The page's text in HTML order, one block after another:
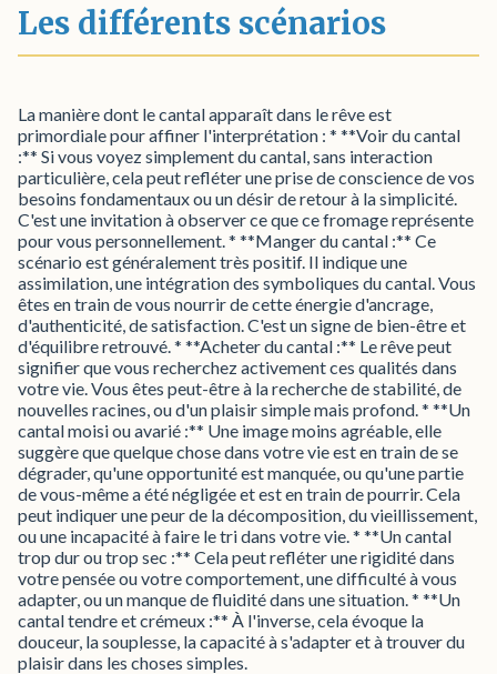
Les différents scénarios
La manière dont le cantal apparaît dans le rêve est
primordiale pour affiner l'interprétation : * **Voir du cantal
:** Si vous voyez simplement du cantal, sans interaction
particulière, cela peut refléter une prise de conscience de vos
besoins fondamentaux ou un désir de retour à la simplicité.
C'est une invitation à observer ce que ce fromage représente
pour vous personnellement. * **Manger du cantal :** Ce
scénario est généralement très positif. Il indique une
assimilation, une intégration des symboliques du cantal. Vous
êtes en train de vous nourrir de cette énergie d'ancrage,
d'authenticité, de satisfaction. C'est un signe de bien-être et
d'équilibre retrouvé. * **Acheter du cantal :** Le rêve peut
signifier que vous recherchez activement ces qualités dans
votre vie. Vous êtes peut-être à la recherche de stabilité, de
nouvelles racines, ou d'un plaisir simple mais profond. * **Un
cantal moisi ou avarié :** Une image moins agréable, elle
suggère que quelque chose dans votre vie est en train de se
dégrader, qu'une opportunité est manquée, ou qu'une partie
de vous-même a été négligée et est en train de pourrir. Cela
peut indiquer une peur de la décomposition, du vieillissement,
ou une incapacité à faire le tri dans votre vie. * **Un cantal
trop dur ou trop sec :** Cela peut refléter une rigidité dans
votre pensée ou votre comportement, une difficulté à vous
adapter, ou un manque de fluidité dans une situation. * **Un
cantal tendre et crémeux :** À l'inverse, cela évoque la
douceur, la souplesse, la capacité à s'adapter et à trouver du
plaisir dans les choses simples.